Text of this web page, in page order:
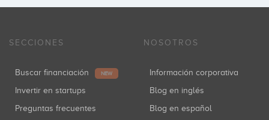
SECCIONES
Buscar financiación NEW
Invertir en startups
Preguntas frecuentes
NOSOTROS
Información corporativa
Blog en inglés
Blog en español